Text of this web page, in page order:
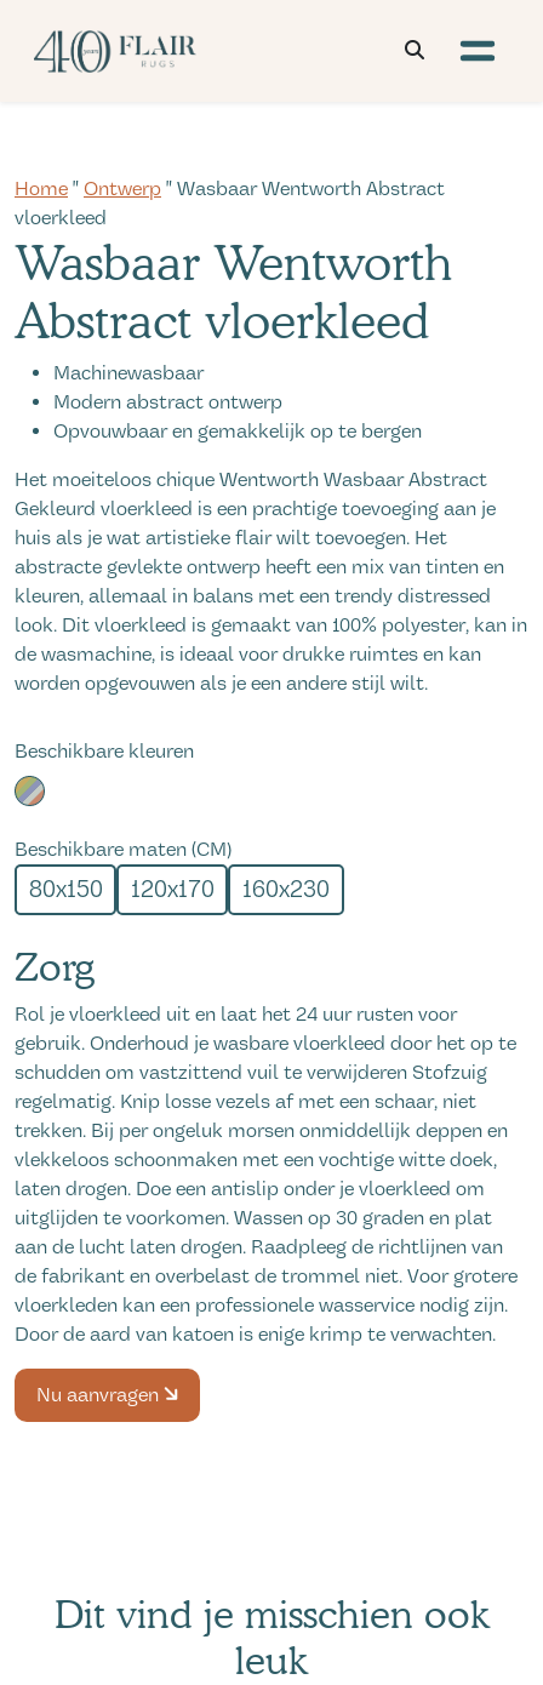
Home " Ontwerp " Wasbaar Wentworth Abstract
vloerkleed
Wasbaar Wentworth
Abstract vloerkleed
Machinewasbaar
Modern abstract ontwerp
Opvouwbaar en gemakkelijk op te bergen
Het moeiteloos chique Wentworth Wasbaar Abstract
Gekleurd vloerkleed is een prachtige toevoeging aan je
huis als je wat artistieke flair wilt toevoegen. Het
abstracte gevlekte ontwerp heeft een mix van tinten en
kleuren, allemaal in balans met een trendy distressed
look. Dit vloerkleed is gemaakt van 100% polyester, kan in
de wasmachine, is ideaal voor drukke ruimtes en kan
worden opgevouwen als je een andere stijl wilt.
Beschikbare kleuren
Beschikbare maten (CM)
80x150 120x170 160x230
Zorg
Rol je vloerkleed uit en laat het 24 uur rusten voor
gebruik. Onderhoud je wasbare vloerkleed door het op te
schudden om vastzittend vuil te verwijderen Stofzuig
regelmatig. Knip losse vezels af met een schaar, niet
trekken. Bij per ongeluk morsen onmiddellijk deppen en
vlekkeloos schoonmaken met een vochtige witte doek,
laten drogen. Doe een antislip onder je vloerkleed om
uitglijden te voorkomen. Wassen op 30 graden en plat
aan de lucht laten drogen. Raadpleeg de richtlijnen van
de fabrikant en overbelast de trommel niet. Voor grotere
vloerkleden kan een professionele wasservice nodig zijn.
Door de aard van katoen is enige krimp te verwachten.
Nu aanvragen
Dit vind je misschien ook
leuk